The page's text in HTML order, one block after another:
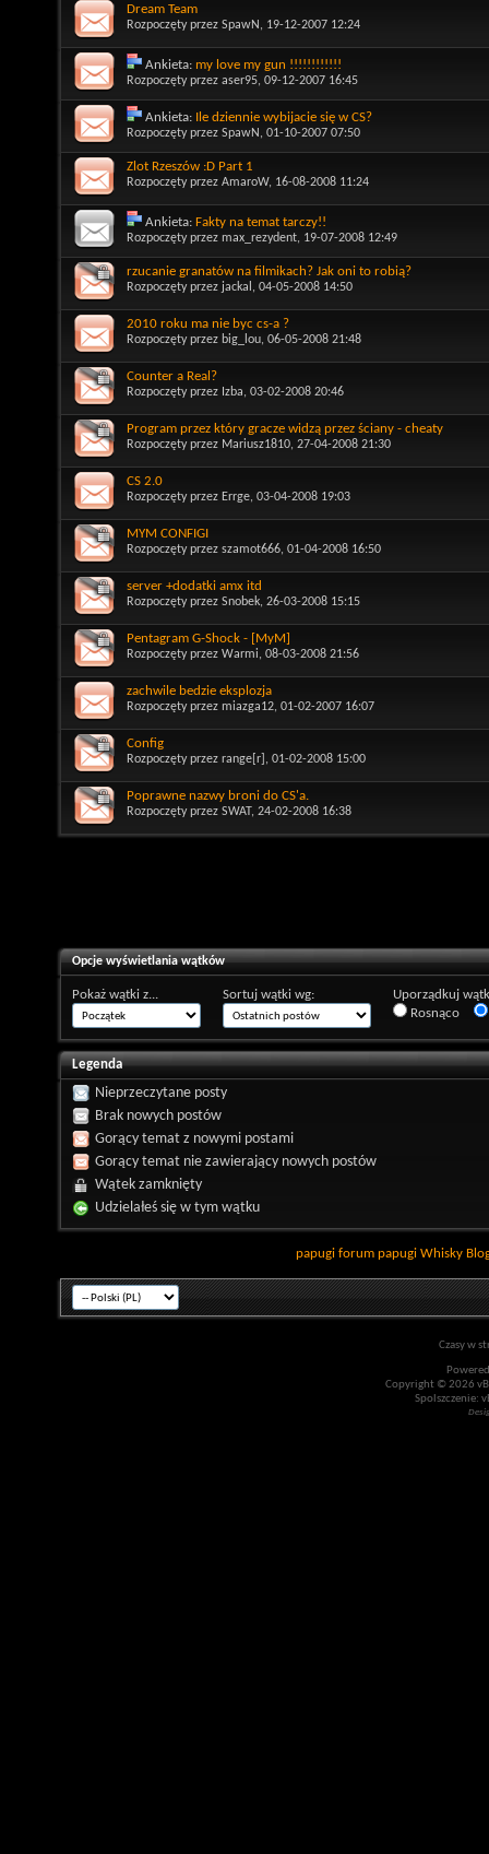
Dream Team
Rozpoczęty przez SpawN , 19-12-2007 12:24
Ankieta: my love my gun !!!!!!!!!!!!
Rozpoczęty przez aser95, 09-12-2007 16:45
Ankieta: Ile dziennie wybijacie się w CS?
Rozpoczęty przez SpawN , 01-10-2007 07:50
Zlot Rzeszów :D Part 1
Rozpoczęty przez AmaroW, 16-08-2008 11:24
Ankieta: Fakty na temat tarczy!!
Rozpoczęty przez max_rezydent, 19-07-2008 12:49
rzucanie granatów na filmikach? Jak oni to robią?
Rozpoczęty przez jackal , 04-05-2008 14:50
2010 roku ma nie byc cs-a ?
Rozpoczęty przez big_lou, 06-05-2008 21:48
Counter a Real?
Rozpoczęty przez Izba, 03-02-2008 20:46
Program przez który gracze widzą przez ściany - cheaty
Rozpoczęty przez Mariusz1810, 27-04-2008 21:30
CS 2.0
Rozpoczęty przez Errge, 03-04-2008 19:03
MYM CONFIGI
Rozpoczęty przez szamot666, 01-04-2008 16:50
server +dodatki amx itd
Rozpoczęty przez Snobek, 26-03-2008 15:15
Pentagram G-Shock - [MyM]
Rozpoczęty przez Warmi, 08-03-2008 21:56
zachwile bedzie eksplozja
Rozpoczęty przez miazga12, 01-02-2007 16:07
Config
Rozpoczęty przez range[r] , 01-02-2008 15:00
Poprawne nazwy broni do CS'a.
Rozpoczęty przez SWAT, 24-02-2008 16:38
Opcje wyświetlania wątków
Pokaż wątki z... Sortuj wątki wg:
Uporządkuj
Rosnąco
Legenda
Nieprzeczytane posty
Brak nowych postów
Gorący temat z nowymi postami
Gorący temat nie zawierający nowych postów
Wątek zamknięty
Udzielałeś się w tym wątku
papugi forum papugi Whisky
Czasy w
Copyright © 2026
Spolszczenie: